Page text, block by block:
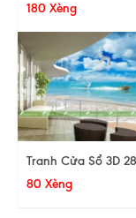
180 Xèng
Tranh Cửa Sổ 3D
80 Xèng